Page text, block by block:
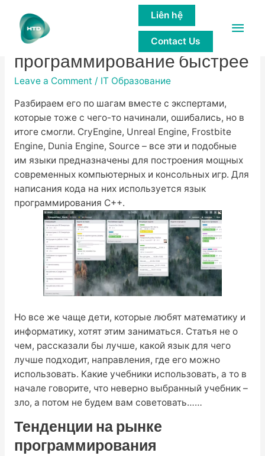
Main
Liên hệ
Contact Us
7 советов, как изучать
программирование быстрее
Leave a Comment / IT Образование
Разбираем его по шагам вместе с экспертами,
которые тоже с чего-то начинали, ошибались, но в
итоге смогли. CryEngine, Unreal Engine, Frostbite
Engine, Dunia Engine, Source – все эти и подобные
им языки предназначены для построения мощных
современных компьютерных и консольных игр. Для
написания кода на них используется язык
программирования C++.
Но все же чаще дети, которые любят математику и
информатику, хотят этим заниматься. Статья не о
чем, рассказали бы лучше, какой язык для чего
лучше подходит, направления, где его можно
использовать. Какие учебники использовать, а то в
начале говорите, что неверно выбранный учебник –
зло, а потом не будем вам советовать……
Тенденции на рынке
программирования